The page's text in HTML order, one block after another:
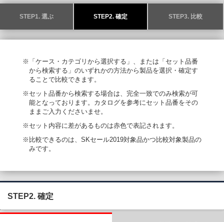
STEP1. 選ぶ STEP2. 確定 STEP3. 比較
※「ケース・カテゴリから選択する」、または「セット品番
から検索する」のいずれかの方法から製品を選択・確定す
ることで比較できます。
※セット品番から検索する場合は、完全一致でのみ検索が可
能となっております。カタログを参考にセット品番をその
ままご入力くださいませ。
※セット内容に差があるものは赤色で表記されます。
※比較できるのは、SKセール2019対象品かつ比較対象製品の
みです。
STEP2. 確定